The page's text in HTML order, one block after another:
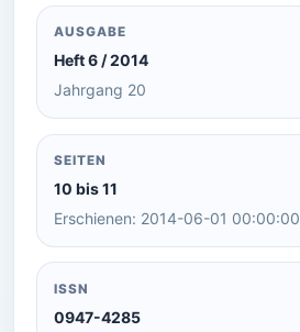
AUSGABE
Heft 6 / 2014
Jahrgang 20
SEITEN
10 bis 11
Erschienen: 2014-06-01 00:00:00
ISSN
0947-4285